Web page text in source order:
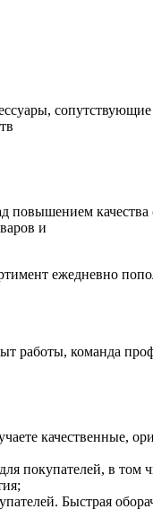
повышением качества
и
ежедневно
работы, команда
качественные,
покупателей, в том
Быстрая